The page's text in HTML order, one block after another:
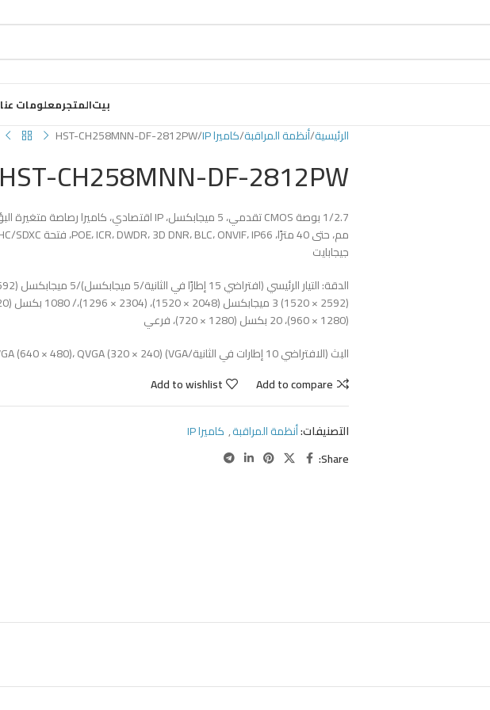
بيتالمتجرمعلومات عنا
الرئيسية أنظمة المراقبة كاميرا IP HST-CH258MNN-DF-2812PW
HST-CH258MNN-DF-2812PW
جيجابايت
(1280 × 960)، 20 بكسل (1280 × 720)، فرعي
البث (الافتراضي 10 إطارات في الثانية/VGA) VGA (640 × 480)، QVGA (320 × 240)
Add to compare
Add to wishlist
التصنيفات:أنظمة المراقبة, كاميرا IP
Share: